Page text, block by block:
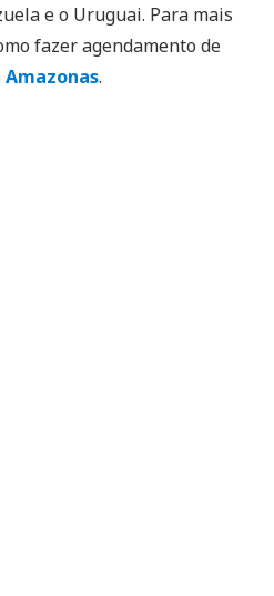
e o Uruguai. Para mais
fazer agendamento de
Amazonas.